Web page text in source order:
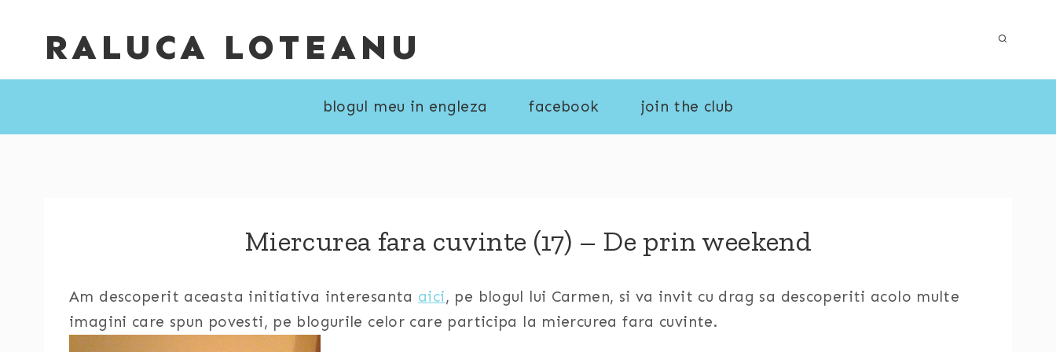
contentRALUCA LOTEANU
blogul meu in engleza facebook join the club
Miercurea fara cuvinte (17) – De prin weekend
Am descoperit aceasta initiativa interesanta aici, pe blogul lui Carmen, si va invit cu drag sa descoperiti acolo multe
imagini care spun povesti, pe blogurile celor care participa la miercurea fara cuvinte.